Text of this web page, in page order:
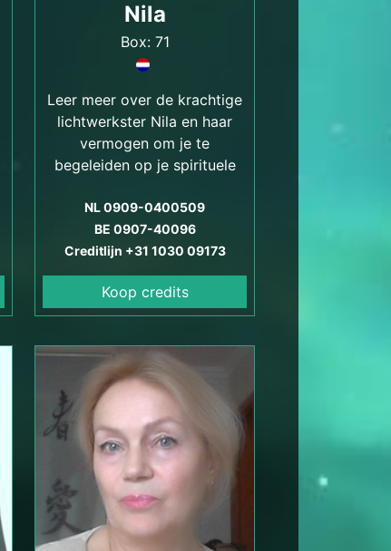
Nila
Box: 71
Leer meer over de krachtige
lichtwerkster Nila en haar
vermogen om je te
begeleiden op je spirituele
transformatie.
NL 0909-0400509
BE 0907-40096
Creditlijn +31 1030 09173
Koop credits